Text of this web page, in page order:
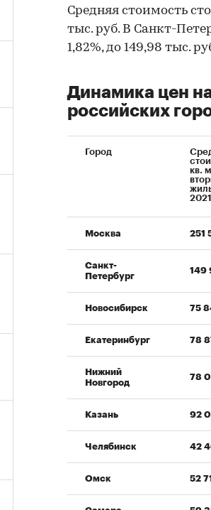
Средняя стоимость
тыс. руб. В Санкт-
1,82%, до 149,98 тыс.
Динамика цен
российских
Город
кв. м
Москва 251
Санкт-
Петербург
149
Новосибирск 75
Екатеринбург 78
Нижний
Новгород
78
Казань 92
Челябинск 42
Омск 52